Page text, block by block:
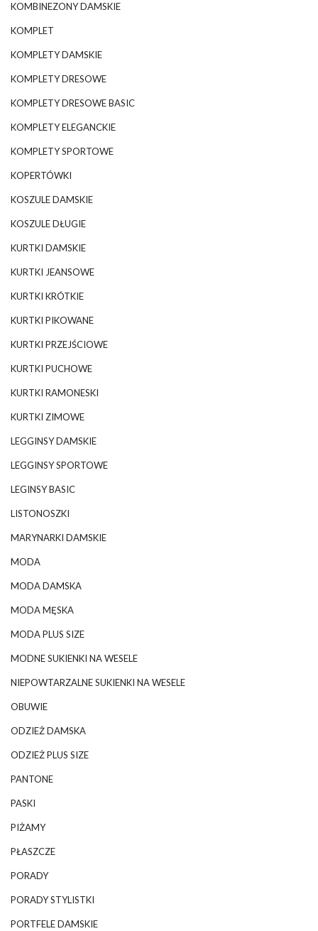
KOMBINEZONY DAMSKIE
KOMPLET
KOMPLETY DAMSKIE
KOMPLETY DRESOWE
KOMPLETY DRESOWE BASIC
KOMPLETY ELEGANCKIE
KOMPLETY SPORTOWE
KOPERTÓWKI
KOSZULE DAMSKIE
KOSZULE DŁUGIE
KURTKI DAMSKIE
KURTKI JEANSOWE
KURTKI KRÓTKIE
KURTKI PIKOWANE
KURTKI PRZEJŚCIOWE
KURTKI PUCHOWE
KURTKI RAMONESKI
KURTKI ZIMOWE
LEGGINSY DAMSKIE
LEGGINSY SPORTOWE
LEGINSY BASIC
LISTONOSZKI
MARYNARKI DAMSKIE
MODA
MODA DAMSKA
MODA MĘSKA
MODA PLUS SIZE
MODNE SUKIENKI NA WESELE
NIEPOWTARZALNE SUKIENKI NA WESELE
OBUWIE
ODZIEŻ DAMSKA
ODZIEŻ PLUS SIZE
PANTONE
PASKI
PIŻAMY
PŁASZCZE
PORADY
PORADY STYLISTKI
PORTFELE DAMSKIE